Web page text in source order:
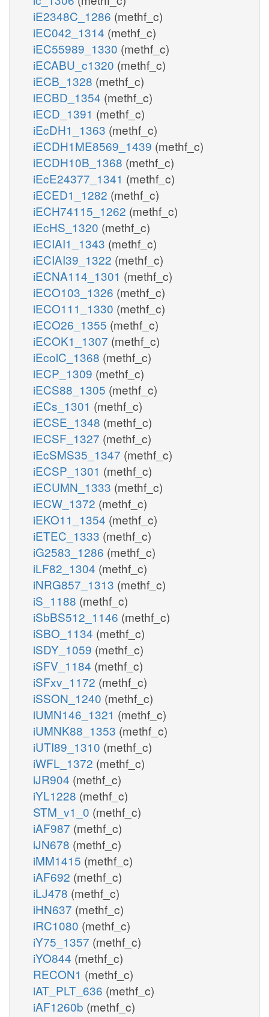
iE2348C_1286 (methf_c)
iEC042_1314 (methf_c)
iEC55989_1330 (methf_c)
iECABU_c1320 (methf_c)
iECB_1328 (methf_c)
iECBD_1354 (methf_c)
iECD_1391 (methf_c)
iEcDH1_1363 (methf_c)
iECDH1ME8569_1439 (methf_c)
iECDH10B_1368 (methf_c)
iEcE24377_1341 (methf_c)
iECED1_1282 (methf_c)
iECH74115_1262 (methf_c)
iEcHS_1320 (methf_c)
iECIAI1_1343 (methf_c)
iECIAI39_1322 (methf_c)
iECNA114_1301 (methf_c)
iECO103_1326 (methf_c)
iECO111_1330 (methf_c)
iECO26_1355 (methf_c)
iECOK1_1307 (methf_c)
iEcolC_1368 (methf_c)
iECP_1309 (methf_c)
iECS88_1305 (methf_c)
iECs_1301 (methf_c)
iECSE_1348 (methf_c)
iECSF_1327 (methf_c)
iEcSMS35_1347 (methf_c)
iECSP_1301 (methf_c)
iECUMN_1333 (methf_c)
iECW_1372 (methf_c)
iEKO11_1354 (methf_c)
iETEC_1333 (methf_c)
iG2583_1286 (methf_c)
iLF82_1304 (methf_c)
iNRG857_1313 (methf_c)
iS_1188 (methf_c)
iSbBS512_1146 (methf_c)
iSBO_1134 (methf_c)
iSDY_1059 (methf_c)
iSFV_1184 (methf_c)
iSFxv_1172 (methf_c)
iSSON_1240 (methf_c)
iUMN146_1321 (methf_c)
iUMNK88_1353 (methf_c)
iUTI89_1310 (methf_c)
iWFL_1372 (methf_c)
iJR904 (methf_c)
iYL1228 (methf_c)
STM_v1_0 (methf_c)
iAF987 (methf_c)
iJN678 (methf_c)
iMM1415 (methf_c)
iAF692 (methf_c)
iLJ478 (methf_c)
iHN637 (methf_c)
iRC1080 (methf_c)
iY75_1357 (methf_c)
iYO844 (methf_c)
RECON1 (methf_c)
iAT_PLT_636 (methf_c)
iAF1260b (methf_c)